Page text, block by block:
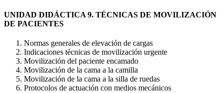
UNIDAD DIDÁCTICA 9. TÉCNICAS DE MOVILIZACIÓN
DE PACIENTES
Normas generales de elevación de cargas
Indicaciones técnicas de movilización urgente
Movilización del paciente encamado
Movilización de la cama a la camilla
Movilización de la cama a la silla de ruedas
Protocolos de actuación con medios mecánicos